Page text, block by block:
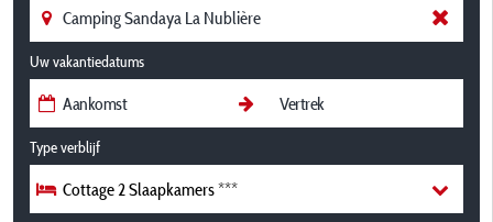
Uw vakantiedatums
Type verblijf
Cottage 2 Slaapkamers ***